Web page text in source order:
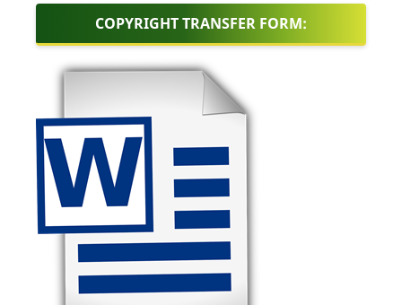
COPYRIGHT TRANSFER FORM: